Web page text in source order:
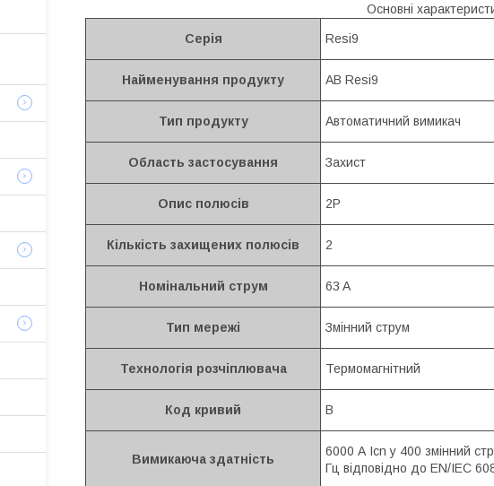
Основні
Серія Resi9
Найменування продукту АВ Resi9
Тип продукту Автоматичний вимикач
Область застосування Захист
Опис полюсів 2P
Кількість захищених полюсів 2
Номінальний струм 63 A
Тип мережі Змінний струм
Технологія розчіплювача Термомагнітний
Код кривий B
Вимикаюча здатність
6000 А Icn у 400 змінний
Гц відповідно до EN/IEC